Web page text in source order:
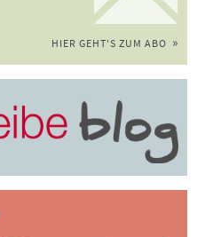
HIER GEHT'S ZUM ABO